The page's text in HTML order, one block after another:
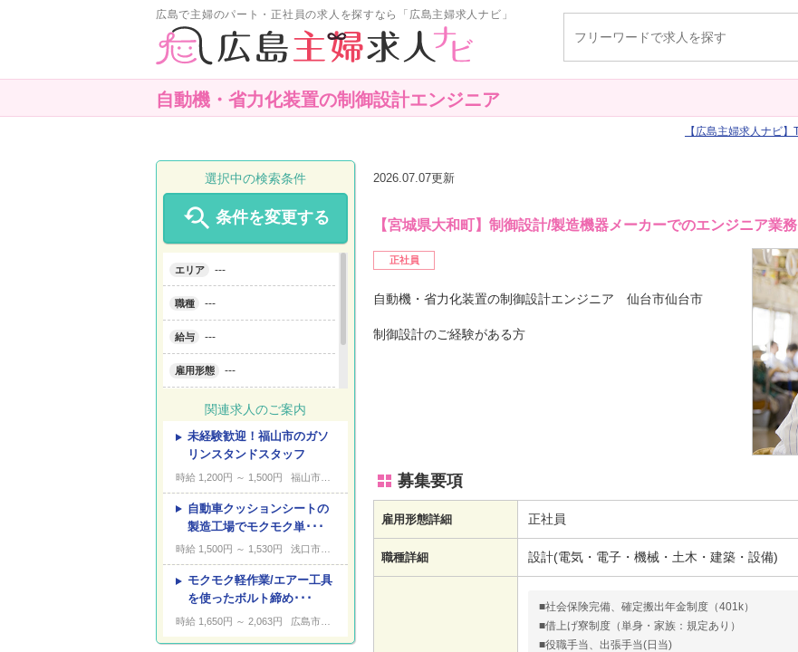
広島で主婦のパート・正社員の求人を探すなら「広島主婦求人ナビ」
自動機・省力化装置の制御設計エンジニア
広島主婦求人ナビ
2026.07.07更新
【宮城県大和町】制御設計/製造機器メーカーでのエンジニア業務
正社員
自動機・省力化装置の制御設計エンジニア 仙台市仙台市
制御設計のご経験がある方
募集要項
雇用形態詳細 正社員
職種詳細 設計(電気・電子・機械・土木・建築・設備)
■社会保険完備、確定搬出年金制度（401k）
■借上げ寮制度（単身・家族：規定あり）
■役職手当、出張手当(日当)
選択中の検索条件
 条件を変更する
エリア ---
職種 ---
給与 ---
雇用形態 ---
こだわり条件 ---
キーワード ---
関連求人のご案内
未経験歓迎！福山市のガソ
リンスタンドスタッフ
時給 1,200円 ～ 1,500円 福山市大門町
自動車クッションシートの
製造工場でモクモク単･･･
時給 1,500円 ～ 1,530円 浅口市鴨方町
モクモク軽作業/エアー工具
を使ったボルト締め･･･
時給 1,650円 ～ 2,063円 広島市安芸区船越